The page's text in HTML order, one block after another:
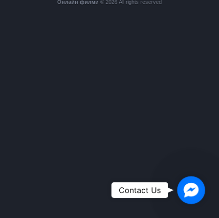
Онлайн филми © 2026 All rights reserved
Contact Us